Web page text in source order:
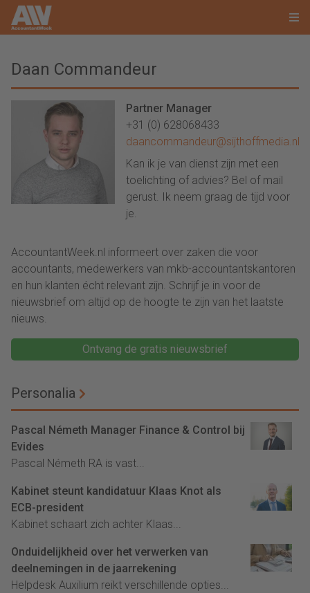
Daan Commandeur
Partner Manager
+31 (0) 628068433
daancommandeur@sijthoffmedia.nl
Kan ik je van dienst zijn met een
toelichting of advies? Bel of mail
gerust. Ik neem graag de tijd voor
je.
AccountantWeek.nl informeert over zaken die voor
accountants, medewerkers van mkb-accountantskantoren
en hun klanten écht relevant zijn. Schrijf je in voor de
nieuwsbrief om altijd op de hoogte te zijn van het laatste
nieuws.
Ontvang de gratis nieuwsbrief
Personalia
Pascal Németh Manager Finance & Control bij
Evides
Pascal Németh RA is vast...
Kabinet steunt kandidatuur Klaas Knot als
ECB-president
Kabinet schaart zich achter Klaas...
Onduidelijkheid over het verwerken van
deelnemingen in de jaarrekening
Helpdesk Auxilium reikt verschillende opties...